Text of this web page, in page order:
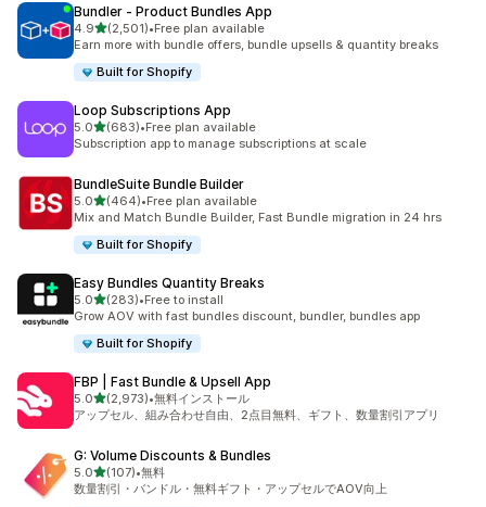
Bundler ‑ Product Bundles App
4.95つ星中
(2,501)
合計レビュー数：2501件
•Free plan available
Earn more with bundle offers, bundle upsells & quantity breaks
Built for Shopify
Loop Subscriptions App
5.05つ星中
(683)
合計レビュー数：683件
•Free plan available
Subscription app to manage subscriptions at scale
BundleSuite Bundle Builder
5.05つ星中
(464)
合計レビュー数：464件
•Free plan available
Mix and Match Bundle Builder, Fast Bundle migration in 24 hrs
Built for Shopify
Easy Bundles Quantity Breaks
5.05つ星中
(283)
合計レビュー数：283件
•Free to install
Grow AOV with fast bundles discount, bundler, bundles app
Built for Shopify
FBP | Fast Bundle & Upsell App
5.05つ星中
(2,973)
合計レビュー数：2973件
•無料インストール
アップセル、組み合わせ自由、2点目無料、ギフト、数量割引アプリ
G: Volume Discounts & Bundles
5.05つ星中
(107)
合計レビュー数：107件
•無料
数量割引・バンドル・無料ギフト・アップセルでAOV向上